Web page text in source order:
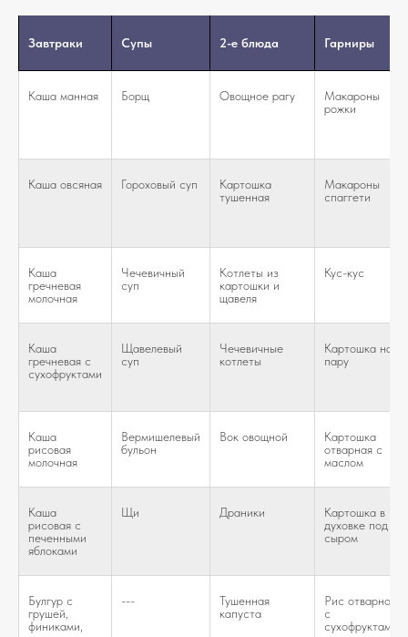
Завтраки Супы 2-е блюда Гарниры
Каша манная Борщ Овощное рагу
Макароны
рожки
Каша овсяная Гороховый суп
Картошка
тушенная
Макароны
спаггети
Каша
гречневая
молочная
Чечевичный
суп
Котлеты из
картошки и
щавеля
Кус-кус
Каша
гречневая с
сухофруктами
Щавелевый
суп
Чечевичные
котлеты
Картошка на
пару
Каша
рисовая
молочная
Вермишелевый
бульон
Вок овощной
Картошка
отварная с
маслом
Каша
рисовая с
печенными
яблоками
Щи Драники
Картошка в
духовке под
сыром
Булгур с
грушей,
финиками,
---
Тушенная
капуста
Рис отварной
с
сухофруктами